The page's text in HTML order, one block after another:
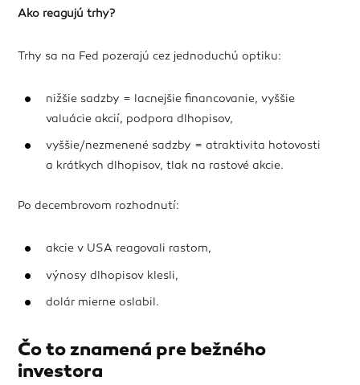
Ako reagujú trhy?
Trhy sa na Fed pozerajú cez jednoduchú optiku:
nižšie sadzby = lacnejšie financovanie, vyššie
valuácie akcií, podpora dlhopisov,
vyššie/nezmenené sadzby = atraktivita hotovosti
a krátkych dlhopisov, tlak na rastové akcie.
Po decembrovom rozhodnutí:
akcie v USA reagovali rastom,
výnosy dlhopisov klesli,
dolár mierne oslabil.
Čo to znamená pre bežného
investora